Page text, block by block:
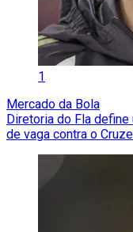
1
Mercado da Bola
Diretoria do Fla
de vaga contra o